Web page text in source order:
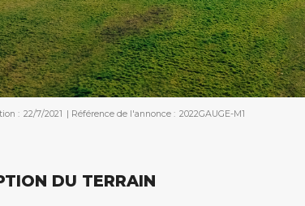
: 22/7/2021 | Référence de l'annonce : 2022GAUGE-M1
DU TERRAIN